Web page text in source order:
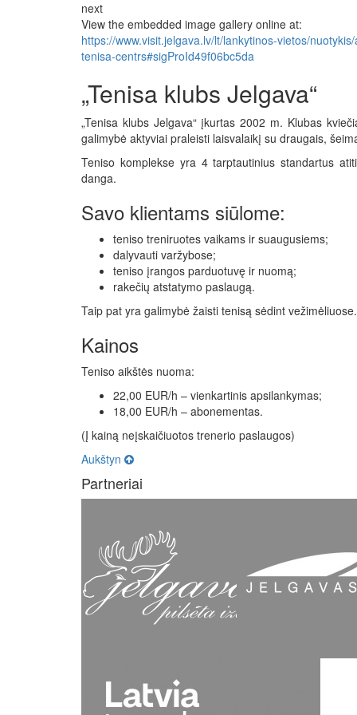
next
View the embedded image gallery online at:
https://www.visit.jelgava.lv/lt/lankytinos-vietos/
tenisa-centrs#sigProId49f06bc5da
„Tenisa klubs Jelgava“
„Tenisa klubs Jelgava“ įkurtas 2002 m. Klubas
galimybė aktyviai praleisti laisvalaikį su draugais,
Teniso komplekse yra 4 tarptautinius standartus
danga.
Savo klientams siūlome:
teniso treniruotes vaikams ir suaugusiems;
dalyvauti varžybose;
teniso įrangos parduotuvę ir nuomą;
rakečių atstatymo paslaugą.
Taip pat yra galimybė žaisti tenisą sėdint vežimėliuose.
Kainos
Teniso aikštės nuoma:
22,00 EUR/h – vienkartinis apsilankymas;
18,00 EUR/h – abonementas.
(Į kainą neįskaičiuotos trenerio paslaugos)
Aukštyn
Partneriai